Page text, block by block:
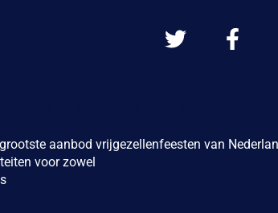
aanbod vrijgezellenfeesten van
voor zowel